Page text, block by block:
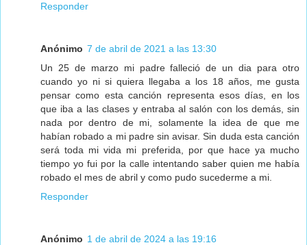
Responder
Anónimo 7 de abril de 2021 a las 13:30
Un 25 de marzo mi padre falleció de un dia para otro
cuando yo ni si quiera llegaba a los 18 años, me gusta
pensar como esta canción representa esos días, en los
que iba a las clases y entraba al salón con los demás, sin
nada por dentro de mi, solamente la idea de que me
habían robado a mi padre sin avisar. Sin duda esta canción
será toda mi vida mi preferida, por que hace ya mucho
tiempo yo fui por la calle intentando saber quien me había
robado el mes de abril y como pudo sucederme a mi.
Responder
Anónimo 1 de abril de 2024 a las 19:16